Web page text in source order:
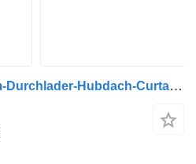
Wecon APD 218/Tandem-Durchlader-Hubdach-Curtain-SAF